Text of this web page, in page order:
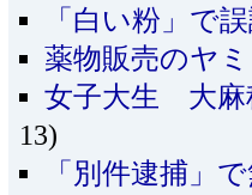
「白い粉」で
薬物販売のヤ
女子大生 大麻
13)
「別件逮捕」